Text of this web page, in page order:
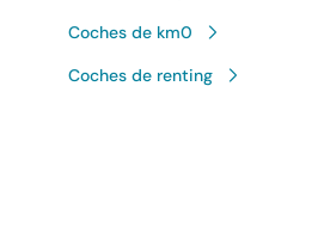
Coches de km0
Coches de renting